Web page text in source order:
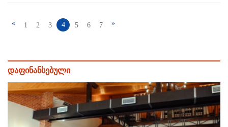
« 1 2 3 4 5 6 7 »
დაფინანსებული